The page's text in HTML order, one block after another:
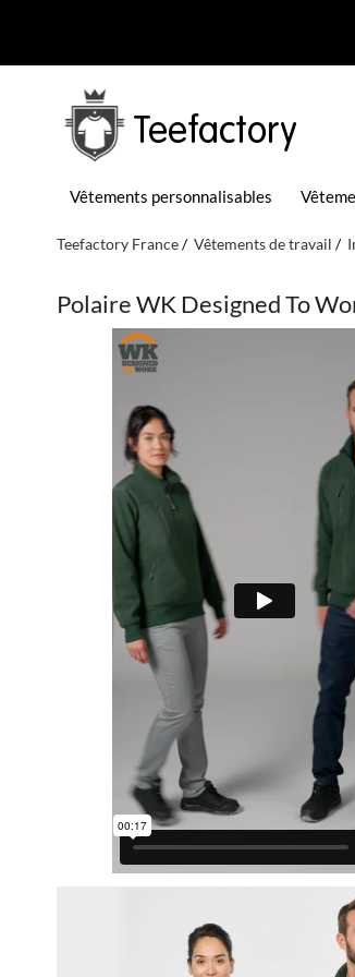
Teefactory
Vêtements personnalisables
Teefactory France Vêtements de travail
Polaire WK Designed To